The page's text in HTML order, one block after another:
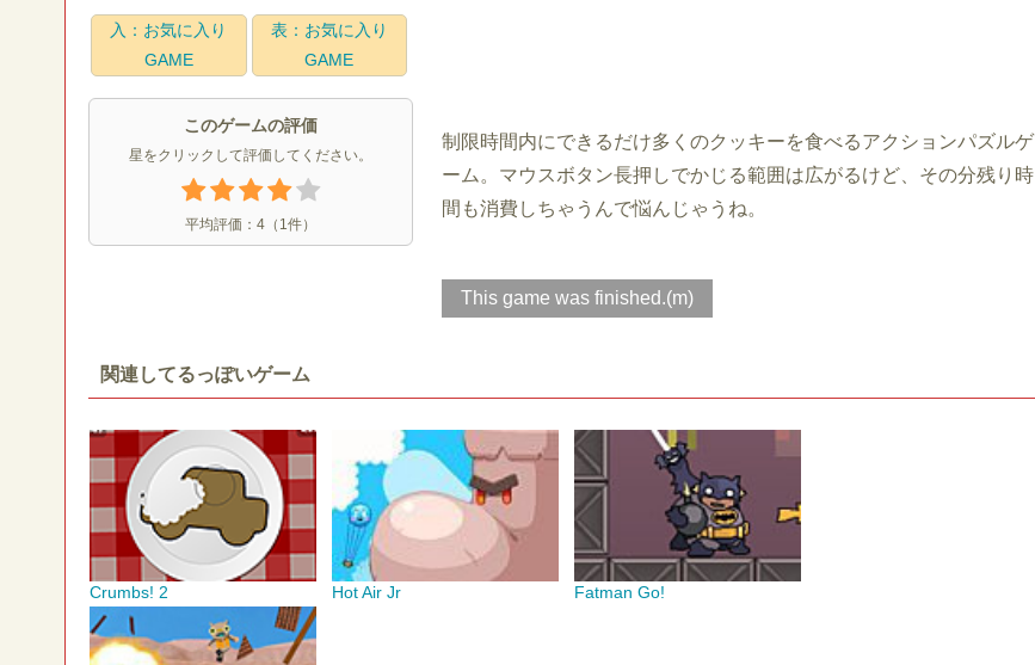
入：お気に入り
GAME
表：お気に入り
GAME
このゲームの評価
星をクリックして評価してください。
平均評価： 4 （ 1 件）
制限時間内にできるだけ多くのクッキーを食べるアクションパズルゲ
ーム。マウスボタン長押しでかじる範囲は広がるけど、その分残り時
間も消費しちゃうんで悩んじゃうね。
This game was finished.(m)
関連してるっぽいゲーム
Crumbs! 2 Hot Air Jr Fatman Go!